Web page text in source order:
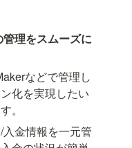
管理をスムーズに
などで管理し
化を実現したい
。
金情報を一元管